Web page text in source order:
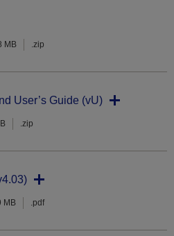
MB .zip
User’s Guide (vU)
.zip
MB .pdf